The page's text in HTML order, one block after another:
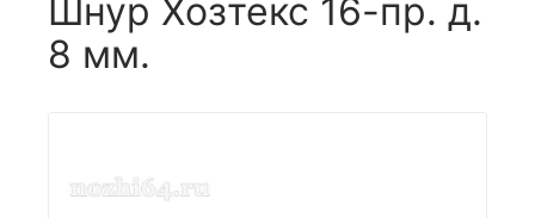
Шнур Хозтекс 16-пр. д.
8 мм.